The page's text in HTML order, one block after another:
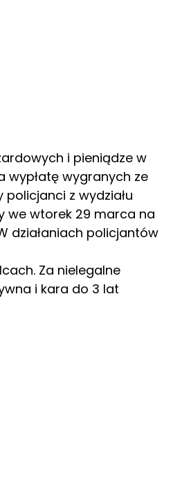
i pieniądze w
wypłatę wygranych ze
z wydziału
we wtorek 29 marca na
działaniach policjantów
Za nielegalne
i kara do 3 lat